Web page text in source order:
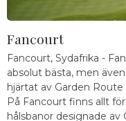
Fancourt
Fancourt, Sydafrika -
absolut bästa, men
hjärtat av Garden
På Fancourt finns allt
hålsbanor designade av